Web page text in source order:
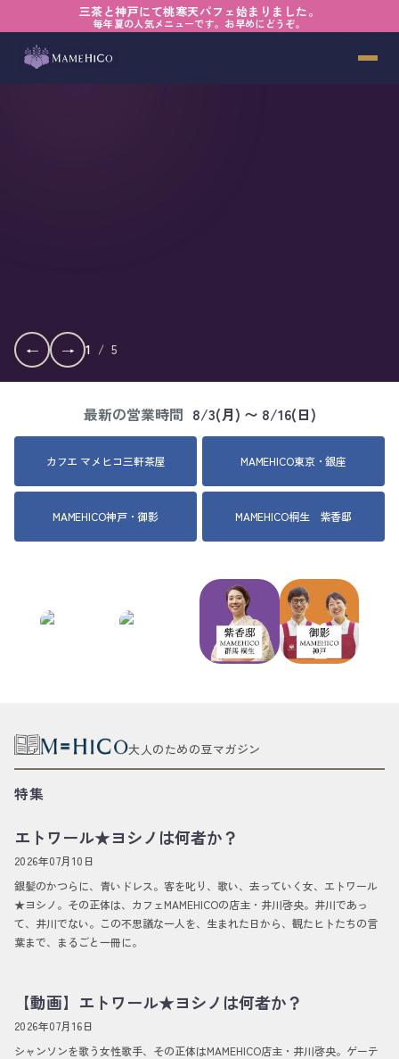
三茶と神戸にて桃寒天パフェ始まりました。
毎年夏の人気メニューです。お早めにどうぞ。
← → 1 / 5
最新の営業時間 8/3(月) 〜 8/16(日)
カフエ マメヒコ三軒茶屋 MAMEHICO東京・銀座
MAMEHICO神戸・御影 MAMEHICO桐生 紫香邸
大人のための豆マガジン
特集
エトワール★ヨシノは何者か？
2026年07月10日
銀髪のかつらに、青いドレス。客を叱り、歌い、去っていく女、エトワール
★ヨシノ。その正体は、カフェMAMEHICOの店主・井川啓央。井川であっ
て、井川でない。この不思議な一人を、生まれた日から、観たヒトたちの言
葉まで、まるごと一冊に。
【動画】エトワール★ヨシノは何者か？
2026年07月16日
シャンソンを歌う女性歌手、その正体はMAMEHICO店主・井川啓央。ゲーテ